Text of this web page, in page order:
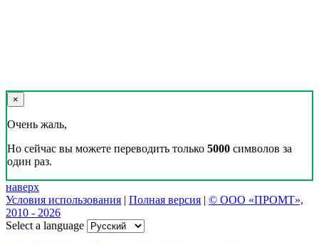
×
Очень жаль,
Но сейчас вы можете переводить только 5000 символов за
один раз.
наверх
Условия использования | Полная версия | © ООО «ПРОМТ»,
2010 - 2026
Select a language